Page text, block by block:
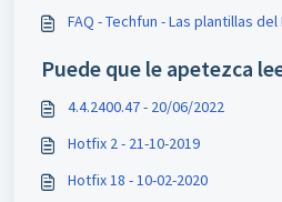
FAQ - Techfun - Las plantillas
Puede que le apetezca
4.4.2400.47 - 20/06/2022
Hotfix 2 - 21-10-2019
Hotfix 18 - 10-02-2020